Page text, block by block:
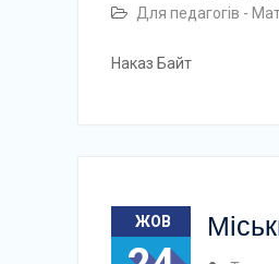
Для педагогів -
Наказ Байт
ЖОВ